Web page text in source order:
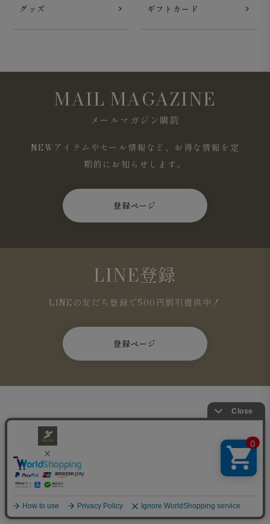
グッズ ギフトカード
MAIL MAGAZINE
メールマガジン購読
NEWアイテムやセール情報など、お得な情報を定
期的にお知らせします。
登録ページ
LINE登録
LINEの友だち登録で500円割引提供中！
登録ページ
SOLVEトップ ブランドコンセプト
お知らせ
スタイリングマガジン
オーダーシャツ カジュアルシャツ